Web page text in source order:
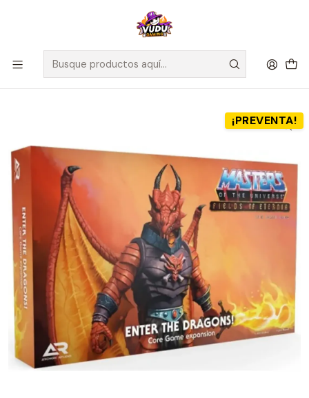
🚀 ¡Despachamos a todo Chile! Envío GRATIS a Regiones sobre
$100.000 y a RM sobre $35.000
Inicio Preventas
Preventa - Fields of Eternia Llegan los Dragones - Masters of
the Universe - Español
¡PREVENTA!